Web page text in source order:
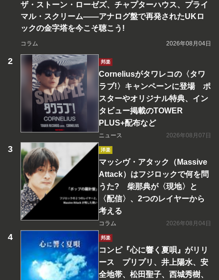
ザ・ストーン・ローゼズ、チャプターハウス、プライ
マル・スクリーム――アナログ盤で再発されたUKロ
ックの金字塔を今こそ聴こう!
コラム 2026年08月04日
邦楽
Corneliusがタワレコの〈タワ
ラブ!〉キャンペーンに登場 ポ
スターやオリジナル特典、イン
タビュー掲載のTOWER
PLUS+配布など
ニュース 2026年08月07日
洋楽
マッシヴ・アタック（Massive
Attack）はフジロックで何を問
うた? 柴那典が〈現地〉と
〈配信〉、2つのレイヤーから
考える
コラム 2026年08月04日
邦楽
コンピ『心に響く夏唄』がリリ
ース プリプリ、井上陽水、安
全地帯、松田聖子、西城秀樹、